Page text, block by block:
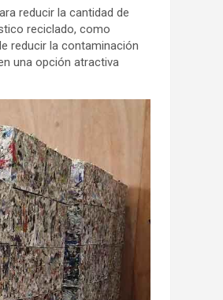
reducir la cantidad de
reciclado, como
reducir la contaminación
una opción atractiva